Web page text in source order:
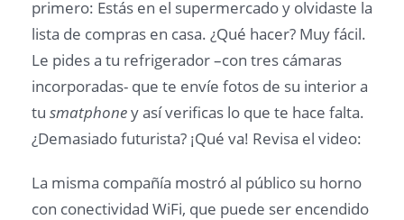
primero: Estás en el supermercado y olvidaste la
lista de compras en casa. ¿Qué hacer? Muy fácil.
Le pides a tu refrigerador –con tres cámaras
incorporadas- que te envíe fotos de su interior a
tu smatphoney así verificas lo que te hace falta.
¿Demasiado futurista? ¡Qué va! Revisa el video:
La misma compañía mostró al público su horno
con conectividad WiFi, que puede ser encendido